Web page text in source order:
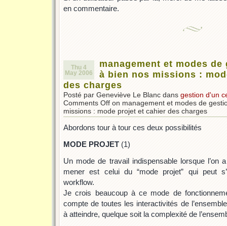
en commentaire.
Thu 4
May 2006
management et modes
à bien nos missions :
des charges
Posté par Geneviève Le Blanc dans gestion d'un
Comments Off on management et modes de
missions : mode projet et cahier des charges
Abordons tour à tour ces deux possibilités
MODE PROJET (1)
Un mode de travail indispensable lorsque l’on
mener est celui du “mode projet” qui peut
workflow.
Je crois beaucoup à ce mode de
compte de toutes les interactivités de
à atteindre, quelque soit la complexité de